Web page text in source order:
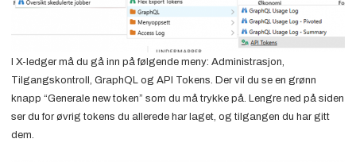
I X-ledger må du gå inn på følgende meny: Administrasjon,
Tilgangskontroll, GraphQL og API Tokens. Der vil du se en grønn
knapp “Generale new token” som du må trykke på. Lengre ned på siden
ser du for øvrig tokens du allerede har laget, og tilgangen du har gitt
dem.